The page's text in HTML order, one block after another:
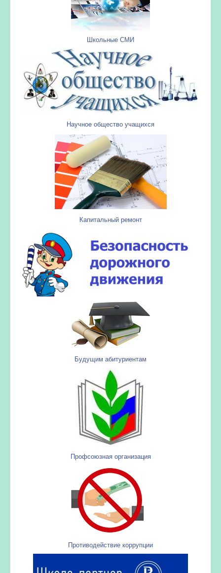
Школьные СМИ
Научное общество учащихся
Капитальный ремонт
Будущим абитуриентам
Профсоюзная организация
Противодействие коррупции